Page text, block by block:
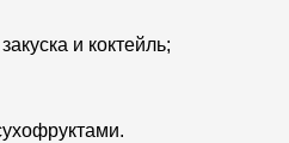
и коктейль;